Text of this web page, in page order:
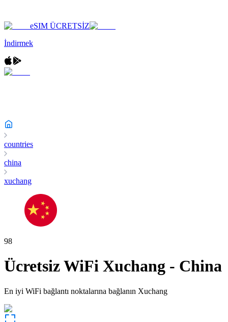
eSIM ÜCRETSİZ
İndirmek
countries
china
xuchang
98
Ücretsiz WiFi Xuchang - China
En iyi WiFi bağlantı noktalarına bağlanın Xuchang